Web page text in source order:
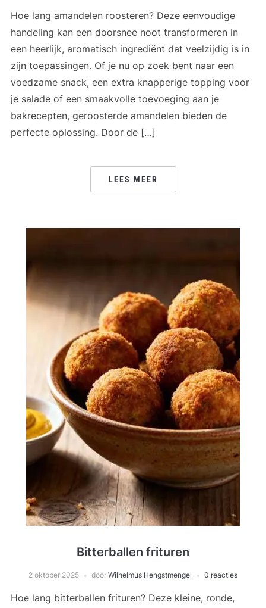
Hoe lang amandelen roosteren? Deze eenvoudige
handeling kan een doorsnee noot transformeren in
een heerlijk, aromatisch ingrediënt dat veelzijdig is in
zijn toepassingen. Of je nu op zoek bent naar een
voedzame snack, een extra knapperige topping voor
je salade of een smaakvolle toevoeging aan je
bakrecepten, geroosterde amandelen bieden de
perfecte oplossing. Door de […]
LEES MEER
Bitterballen frituren
2 oktober 2025 door Wilhelmus Hengstmengel 0 reacties
Hoe lang bitterballen frituren? Deze kleine, ronde,